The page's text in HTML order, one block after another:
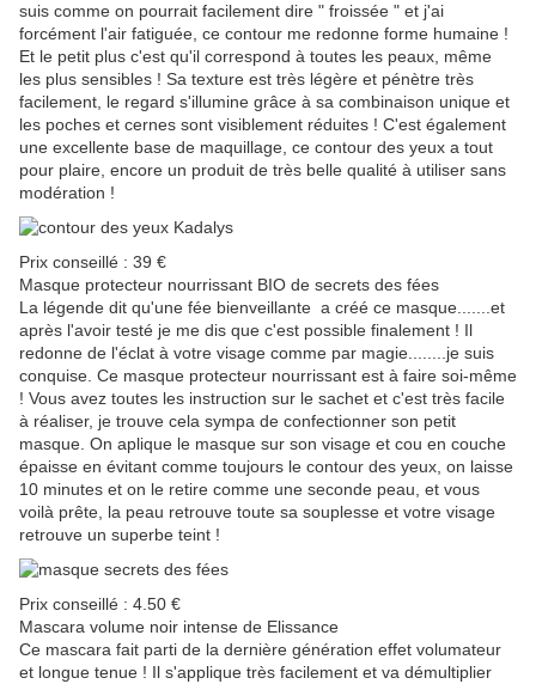
suis comme on pourrait facilement dire " froissée " et j'ai
forcément l'air fatiguée, ce contour me redonne forme humaine !
Et le petit plus c'est qu'il correspond à toutes les peaux, même
les plus sensibles ! Sa texture est très légère et pénètre très
facilement, le regard s'illumine grâce à sa combinaison unique et
les poches et cernes sont visiblement réduites ! C'est également
une excellente base de maquillage, ce contour des yeux a tout
pour plaire, encore un produit de très belle qualité à utiliser sans
modération !
Prix conseillé : 39 €
Masque protecteur nourrissant BIO de secrets des fées
La légende dit qu'une fée bienveillante a créé ce masque.......et
après l'avoir testé je me dis que c'est possible finalement ! Il
redonne de l'éclat à votre visage comme par magie........je suis
conquise. Ce masque protecteur nourrissant est à faire soi-même
! Vous avez toutes les instruction sur le sachet et c'est très facile
à réaliser, je trouve cela sympa de confectionner son petit
masque. On aplique le masque sur son visage et cou en couche
épaisse en évitant comme toujours le contour des yeux, on laisse
10 minutes et on le retire comme une seconde peau, et vous
voilà prête, la peau retrouve toute sa souplesse et votre visage
retrouve un superbe teint !
Prix conseillé : 4.50 €
Mascara volume noir intense de Elissance
Ce mascara fait parti de la dernière génération effet volumateur
et longue tenue ! Il s'applique très facilement et va démultiplier